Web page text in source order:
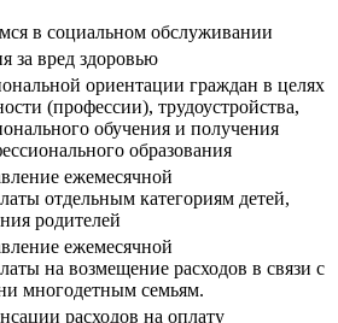
в социальном обслуживании
за вред здоровью
ориентации граждан в целях
(профессии), трудоустройства,
обучения и получения
образования
ежемесячной
отдельным категориям детей,
родителей
ежемесячной
на возмещение расходов в связи с
многодетным семьям.
расходов на оплату